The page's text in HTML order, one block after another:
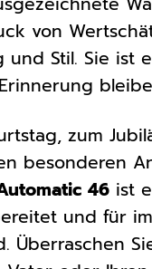
von
Stil. Sie ist
zum
besonderen
46 ist
und für
Überraschen